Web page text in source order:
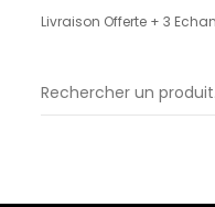
Livraison Offerte + 3